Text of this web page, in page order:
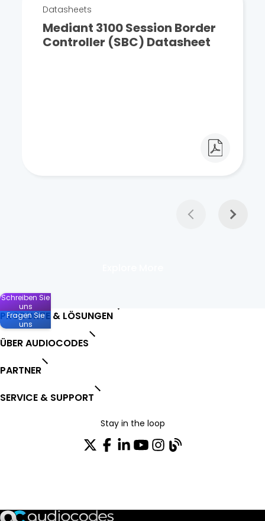
Datasheets
Mediant 3100 Session Border
Controller (SBC) Datasheet
PRODUKTE & LÖSUNGEN
ÜBER AUDIOCODES
PARTNER
SERVICE & SUPPORT
Stay in the loop
Schreiben Sie
uns
Fragen Sie
uns